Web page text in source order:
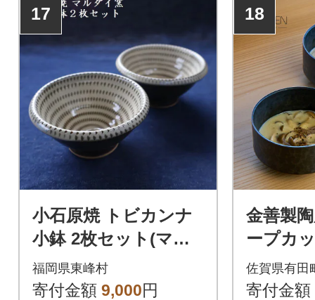
17
小石原焼 トビカンナ
小鉢 2枚セット(マル
ダイ窯)
福岡県東峰村
寄付金額 9,000円
18
金善製
ープカ
陶(2点
佐賀県有田
寄付金額